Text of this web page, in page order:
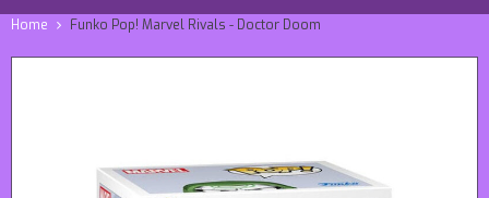
Home Funko Pop! Marvel Rivals - Doctor Doom